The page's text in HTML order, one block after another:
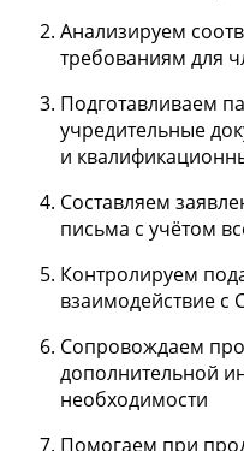
Анализируем
требованиям для
Подготавливаем
учредительные
и
Составляем
письма с учётом
Контролируем
взаимодействие с
Сопровождаем
дополнительной
необходимости
Помогаем при